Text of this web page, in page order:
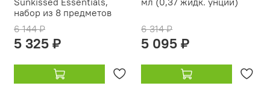
набор из 8 предметов
6 144 ₽
5 325 ₽
6 314 ₽
5 095 ₽